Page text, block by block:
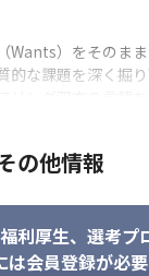
Wants）をそのま
的な課題を深く掘
なく、複数顧客・市
思決定できる方
の他情報
利厚生、 選考プ
は会員登録が必